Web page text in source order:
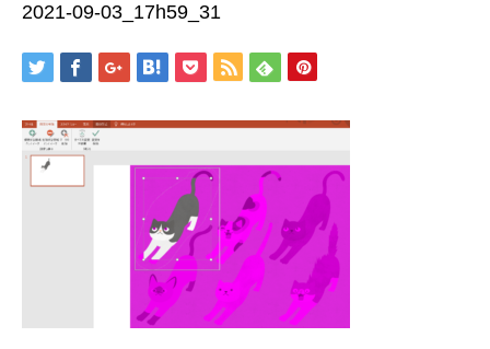
2021-09-03_17h59_31
動画編集
about
privacy policy